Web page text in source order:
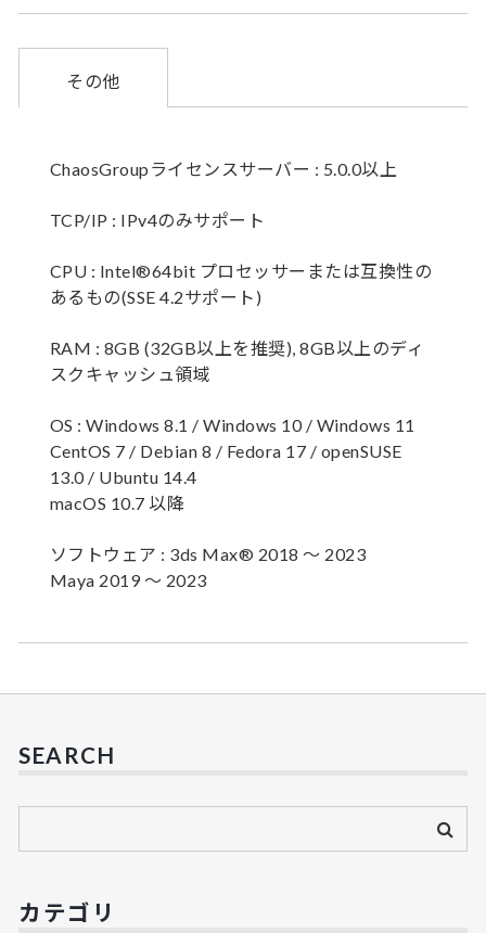
その他
ChaosGroupライセンスサーバー : 5.0.0以上
TCP/IP : IPv4のみサポート
CPU : Intel®64bit プロセッサーまたは互換性の
あるもの(SSE 4.2サポート)
RAM : 8GB (32GB以上を推奨), 8GB以上のディ
スクキャッシュ領域
OS : Windows 8.1 / Windows 10 / Windows 11
CentOS 7 / Debian 8 / Fedora 17 / openSUSE
13.0 / Ubuntu 14.4
macOS 10.7 以降
ソフトウェア : 3ds Max® 2018 ～ 2023
Maya 2019 ～ 2023
SEARCH
カテゴリ